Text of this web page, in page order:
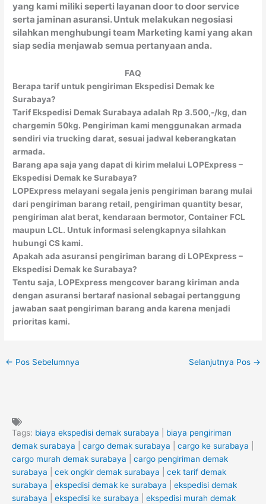
yang kami miliki seperti layanan door to door service
serta jaminan asuransi. Untuk melakukan negosiasi
silahkan menghubungi team Marketing kami yang akan
siap sedia menjawab semua pertanyaan anda.
FAQ
Berapa tarif untuk pengiriman Ekspedisi Demak ke
Surabaya?
Tarif Ekspedisi Demak Surabaya adalah Rp 3.500,-/kg, dan
chargemin 50kg. Pengiriman kami menggunakan armada
sendiri via trucking darat, sesuai jadwal keberangkatan
armada.
Barang apa saja yang dapat di kirim melalui LOPExpress –
Ekspedisi Demak ke Surabaya?
LOPExpress melayani segala jenis pengiriman barang mulai
dari pengiriman barang retail, pengiriman quantity besar,
pengiriman alat berat, kendaraan bermotor, Container FCL
maupun LCL. Untuk informasi selengkapnya silahkan
hubungi CS kami.
Apakah ada asuransi pengiriman barang di LOPExpress –
Ekspedisi Demak ke Surabaya?
Tentu saja, LOPExpress mengcover barang kiriman anda
dengan asuransi bertaraf nasional sebagai pertanggung
jawaban saat pengiriman barang anda karena menjadi
prioritas kami.
← Pos Sebelumnya Selanjutnya Pos →
Tags: biaya ekspedisi demak surabaya
biaya pengiriman
demak surabaya
cargo demak surabaya cargo ke surabaya
cargo murah demak surabaya
cargo pengiriman demak
surabaya
cek ongkir demak surabaya
cek tarif demak
surabaya
ekspedisi demak ke surabaya
ekspedisi demak
surabaya
ekspedisi ke surabaya
ekspedisi murah demak